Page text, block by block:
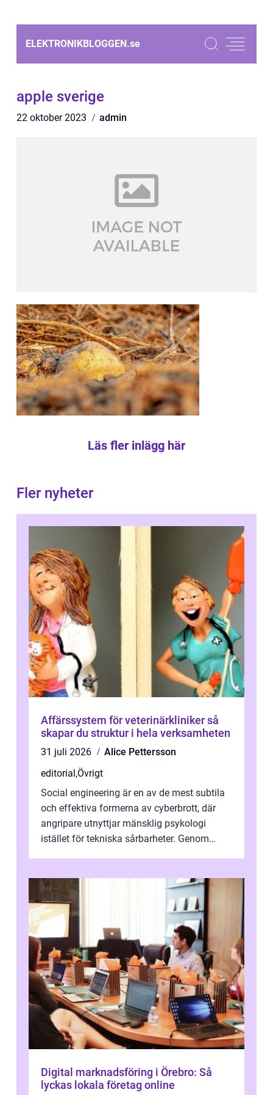
ELEKTRONIKBLOGGEN.se
apple sverige
22 oktober 2023 admin
Läs fler inlägg här
Fler nyheter
Affärssystem för veterinärkliniker så
skapar du struktur i hela verksamheten
31 juli 2026
Alice Pettersson
editorial,Övrigt
Social engineering är en av de mest subtila
och effektiva formerna av cyberbrott, där
angripare utnyttjar mänsklig psykologi
istället för tekniska sårbarheter. Genom
Digital marknadsföring i Örebro: Så
lyckas lokala företag online